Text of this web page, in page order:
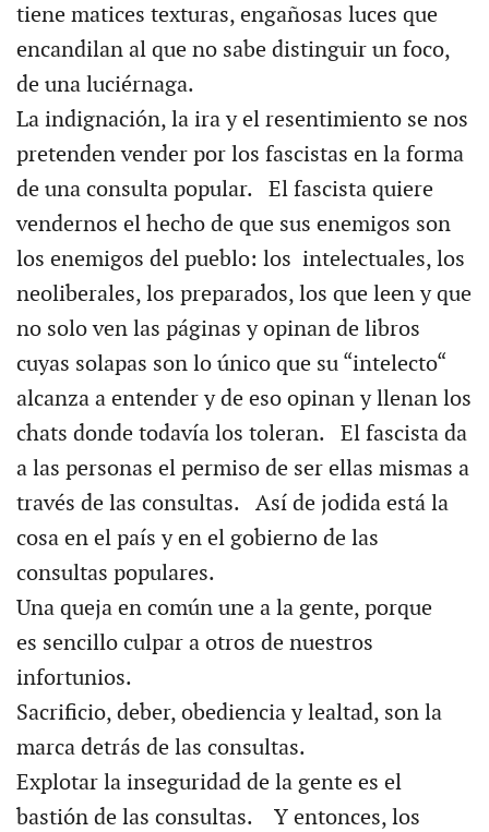
tiene matices texturas, engañosas luces que
encandilan al que no sabe distinguir un foco,
de una luciérnaga.
La indignación, la ira y el resentimiento se nos
pretenden vender por los fascistas en la forma
de una consulta popular. El fascista quiere
vendernos el hecho de que sus enemigos son
los enemigos del pueblo: los intelectuales, los
neoliberales, los preparados, los que leen y que
no solo ven las páginas y opinan de libros
cuyas solapas son lo único que su “intelecto“
alcanza a entender y de eso opinan y llenan los
chats donde todavía los toleran. El fascista da
a las personas el permiso de ser ellas mismas a
través de las consultas. Así de jodida está la
cosa en el país y en el gobierno de las
consultas populares.
Una queja en común une a la gente, porque
es sencillo culpar a otros de nuestros
infortunios.
Sacrificio, deber, obediencia y lealtad, son la
marca detrás de las consultas.
Explotar la inseguridad de la gente es el
bastión de las consultas. Y entonces, los